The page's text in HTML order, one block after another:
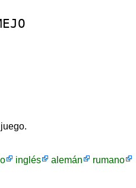
inglés alemán
rumano